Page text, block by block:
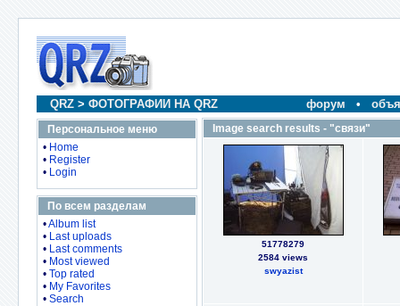
QRZ > ФОТОГРАФИИ НА QRZ форум •
Персональное меню
• Home
• Register
• Login
По всем разделам
•Album list
• Last uploads
• Last comments
• Most viewed
• Top rated
• My Favorites
• Search
Image search results - "связи"
51778279
2584 views
swyazist